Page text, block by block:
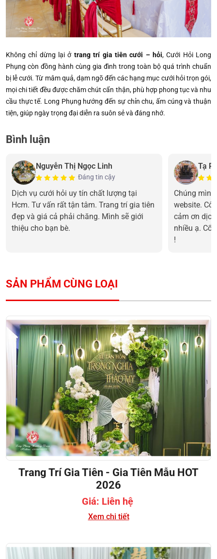
Không chỉ dừng lại ở trang trí gia tiên cưới – hỏi, Cưới Hỏi Long
Phụng còn đồng hành cùng gia đình trong toàn bộ quá trình chuẩn
bị lễ cưới. Từ mâm quả, dạm ngõ đến các hạng mục cưới hỏi trọn gói,
mọi chi tiết đều được chăm chút cẩn thận, phù hợp phong tục và nhu
cầu thực tế. Long Phụng hướng đến sự chỉn chu, ấm cúng và thuận
tiện, giúp ngày trọng đại diễn ra suôn sẻ và đáng nhớ.
Bình luận
Nguyễn Thị Ngọc Linh
Đáng tin cậy
Dịch vụ cưới hỏi uy tín chất lượng tại
Hcm. Tư vấn rất tận tâm. Trang trí gia tiên
đẹp và giá cả phải chăng. Mình sẽ giới
thiệu cho bạn bè.
Tạ
Chúng
website. Cô
cảm ơn
nhiều ạ.
!
SẢN PHẨM CÙNG LOẠI
Trang Trí Gia Tiên - Gia Tiên Mẫu HOT
2026
Giá: Liên hệ
Xem chi tiết